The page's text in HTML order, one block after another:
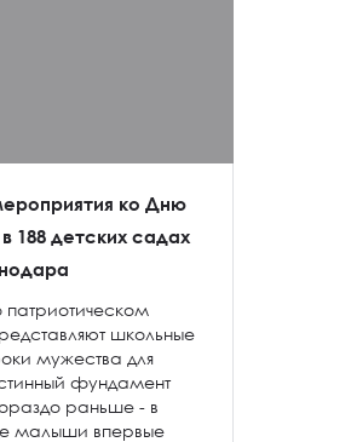
ко Дню
188 детских садах
патриотическом
школьные
мужества для
фундамент
раньше - в
малыши впервые